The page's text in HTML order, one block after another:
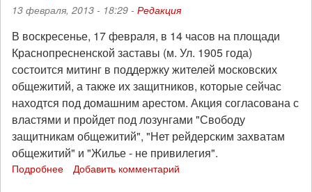
13 февраля, 2013 - 18:29 - Редакция
В воскресенье, 17 февраля, в 14 часов на площади
Краснопресненской заставы (м. Ул. 1905 года)
состоится митинг в поддержку жителей московских
общежитий, а также их защитников, которые сейчас
находтся под домашним арестом. Акция согласована с
властями и пройдет под лозунгами "Свободу
защитникам общежитий", "Нет рейдерским захватам
общежитий" и "Жилье - не привилегия".
Подробнее Добавить комментарий